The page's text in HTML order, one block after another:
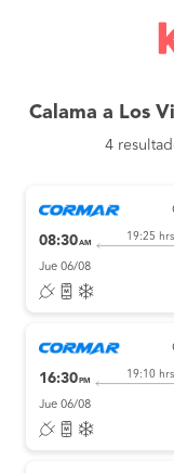
Calama a Los
4
08:30AM
19:25 hrs
Jue 06/08
16:30 PM
19:10 hrs
Jue 06/08